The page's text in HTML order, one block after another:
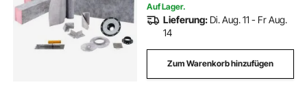
Auf Lager.
Lieferung: Di. Aug. 11 - Fr Aug.
14
Zum Warenkorb hinzufügen